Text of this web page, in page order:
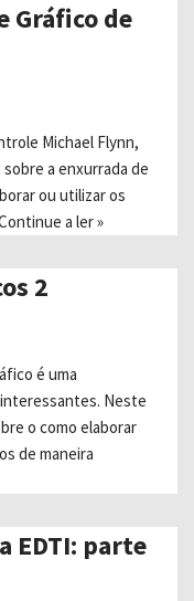
Gráfico de
Michael Flynn,
a enxurrada de
ou utilizar os
a ler »
2
é uma
Neste
o como elaborar
de maneira
EDTI: parte